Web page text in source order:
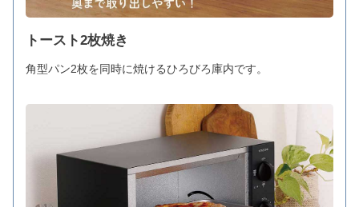
トースト2枚焼き
角型パン2枚を同時に焼けるひろびろ庫内です。